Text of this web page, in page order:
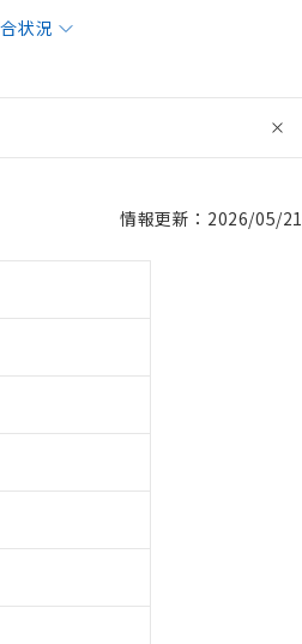
状況
情報更新：2026/05/21